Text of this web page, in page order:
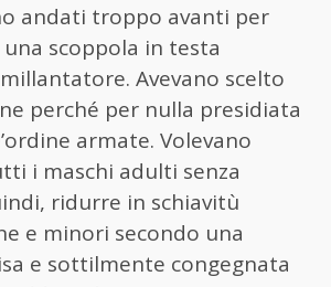
andati troppo avanti per
una scoppola in testa
Avevano scelto
perché per nulla presidiata
armate. Volevano
i maschi adulti senza
ridurre in schiavitù
e minori secondo una
e sottilmente congegnata